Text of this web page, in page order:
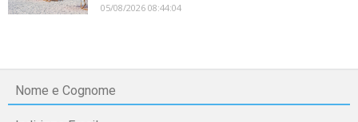
05/08/2026 08:44:04